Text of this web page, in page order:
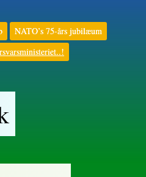
NATO’s 75-års jubilæum